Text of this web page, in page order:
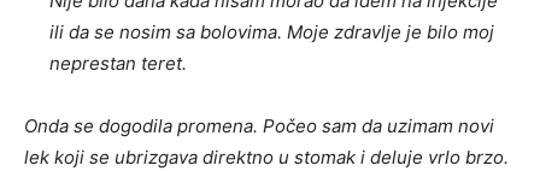
ili da se nosim sa bolovima. Moje zdravlje je bilo moj
neprestan teret.
Onda se dogodila promena. Počeo sam da uzimam novi
lek koji se ubrizgava direktno u stomak i deluje vrlo brzo.